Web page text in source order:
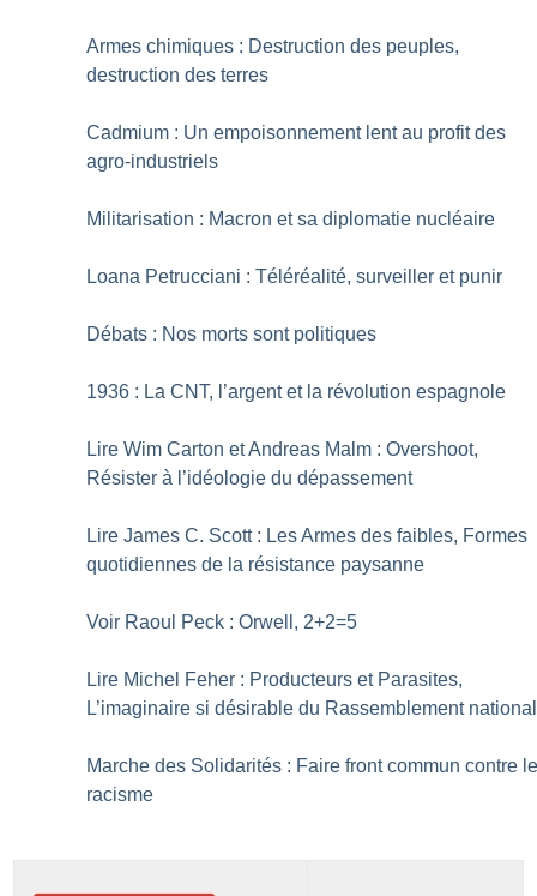
Armes chimiques : Destruction des peuples,
destruction des terres
Cadmium : Un empoisonnement lent au profit des
agro-industriels
Militarisation : Macron et sa diplomatie nucléaire
Loana Petrucciani : Téléréalité, surveiller et punir
Débats : Nos morts sont politiques
1936 : La CNT, l’argent et la révolution espagnole
Lire Wim Carton et Andreas Malm : Overshoot,
Résister à l’idéologie du dépassement
Lire James C. Scott : Les Armes des faibles, Formes
quotidiennes de la résistance paysanne
Voir Raoul Peck : Orwell, 2+2=5
Lire Michel Feher : Producteurs et Parasites,
L’imaginaire si désirable du Rassemblement national
Marche des Solidarités : Faire front commun contre
racisme